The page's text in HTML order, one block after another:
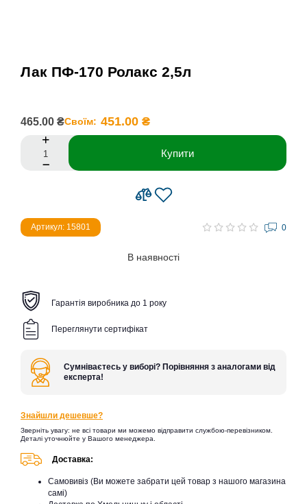
Лак ПФ-170 Ролакс 2,5л
465.00 ₴Своїм: 451.00 ₴
Купити
Артикул: 15801 0
В наявності
Гарантія виробника до 1 року
Переглянути сертифікат
Сумніваєтесь у виборі? Порівняння з аналогами від
експерта!
Знайшли дешевше?
Зверніть увагу: не всі товари ми можемо відправити службою-перевізником.
Деталі уточнюйте у Вашого менеджера.
Доставка:
Самовивіз (Ви можете забрати цей товар з нашого магазина
самі)